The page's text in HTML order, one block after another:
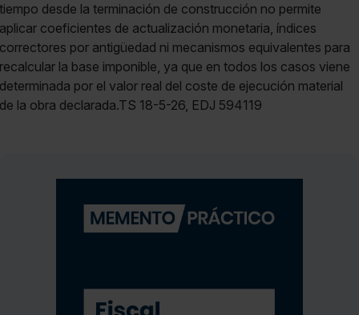
tiempo desde la terminación de construcción no permite
aplicar coeficientes de actualización monetaria, índices
correctores por antigüedad ni mecanismos equivalentes para
recalcular la base imponible, ya que en todos los casos viene
determinada por el valor real del coste de ejecución material
de la obra declarada.TS 18-5-26, EDJ 594119